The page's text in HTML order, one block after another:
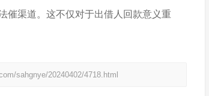
催渠道。这不仅对于出借人回款意义重
sahgnye/20240402/4718.html